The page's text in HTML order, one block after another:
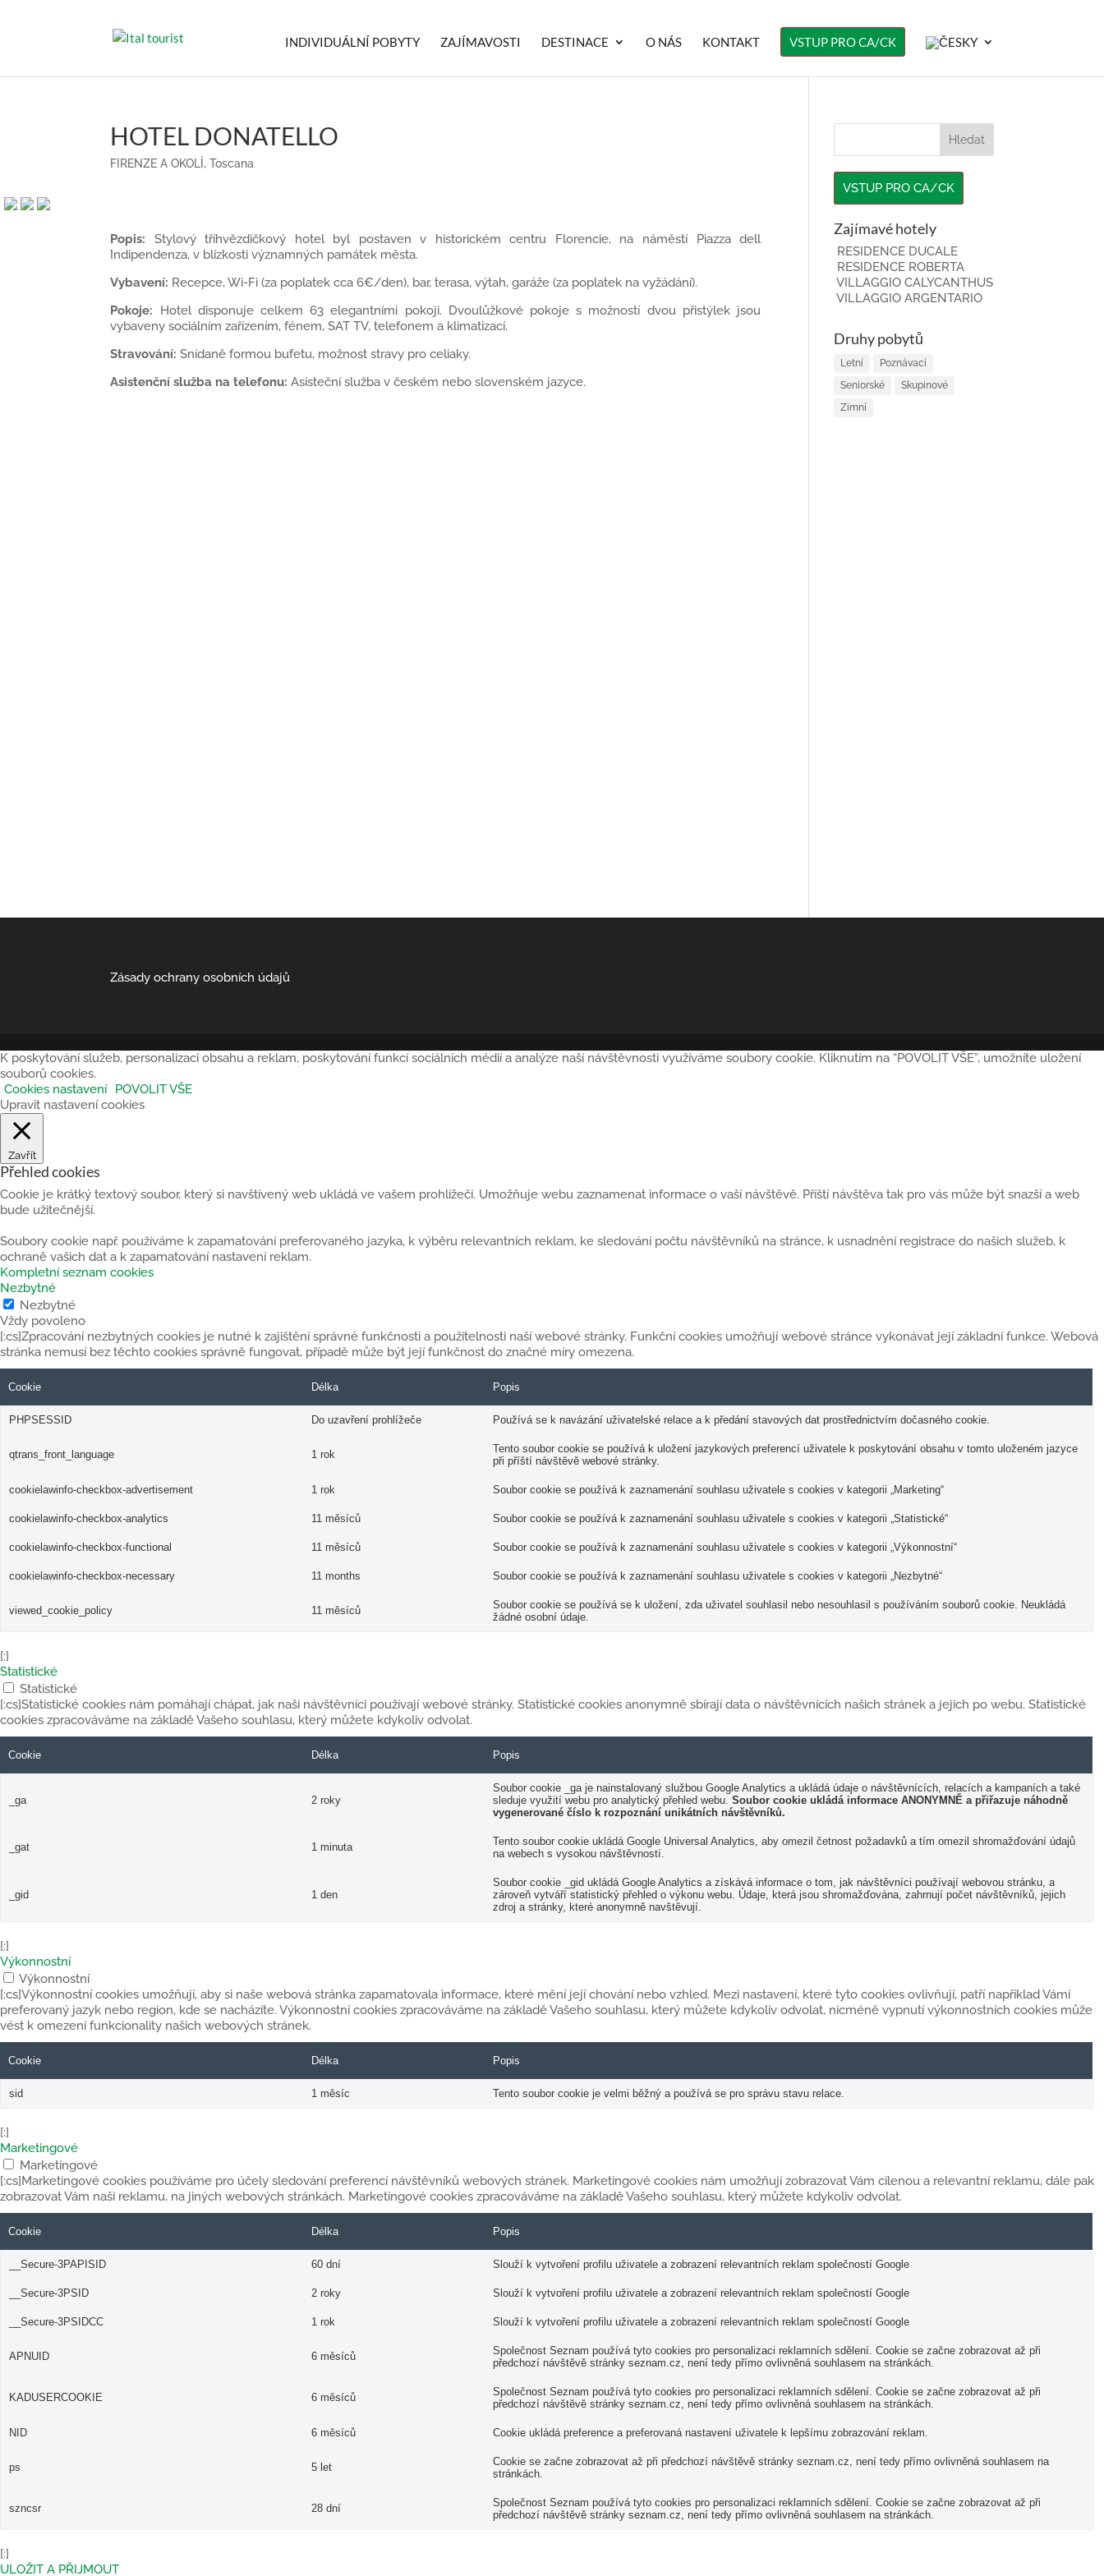
INDIVIDUÁLNÍ POBYTY ZAJÍMAVOSTI DESTINACE O NÁS KONTAKT VSTUP PRO CA/CK
HOTEL DONATELLO
FIRENZE A OKOLÍ ,Toscana
Popis: Stylový tříhvězdičkový hotel byl postaven v historickém centru Florencie, na náměstí Piazza dell
́Indipendenza, v blízkosti významných památek města.
Vybavení: Recepce, Wi-Fi (za poplatek cca 6€/den), bar, terasa, výtah, garáže (za poplatek na vyžádání).
Pokoje: Hotel disponuje celkem 63 elegantními pokoji. Dvoulůžkové pokoje s možností dvou přistýlek jsou
vybaveny sociálním zařízením, fénem, SAT TV, telefonem a klimatizací.
Stravování: Snídaně formou bufetu, možnost stravy pro celiaky.
Asistenční služba na telefonu: Asisteční služba v českém nebo slovenském jazyce.
VSTUP PRO CA/CK
Zajímavé hotely
RESIDENCE DUCALE
RESIDENCE ROBERTA
VILLAGGIO CALYCANTHUS
VILLAGGIO ARGENTARIO
Druhy pobytů
Letní
Poznávací
Seniorské
Skupinové
Zimní
Zásady ochrany osobních údajů
K poskytování služeb, personalizaci obsahu a reklam, poskytování funkcí sociálních médií a analýze naší návštěvnosti využíváme soubory cookie. Kliknutím na “POVOLIT VŠE”, umožníte uložení
souborů cookies.
Cookies nastavení
POVOLIT VŠE
Upravit nastavení cookies
Zavřít
Přehled cookies
Cookie je krátký textový soubor, který si navštívený web ukládá ve vašem prohlížeči. Umožňuje webu zaznamenat informace o vaší návštěvě. Příští návštěva tak pro vás může být snazší a web
bude užitečnější.
Soubory cookie např. používáme k zapamatování preferovaného jazyka, k výběru relevantních reklam, ke sledování počtu návštěvníků na stránce, k usnadnění registrace do našich služeb, k
ochraně vašich dat a k zapamatování nastavení reklam.
Kompletní seznam cookies
Nezbytné
Nezbytné
Vždy povoleno
[:cs]Zpracování nezbytných cookies je nutné k zajištění správné funkčnosti a použitelnosti naší webové stránky. Funkční cookies umožňují webové stránce vykonávat její základní funkce. Webová
stránka nemusí bez těchto cookies správně fungovat, případě může být její funkčnost do značné míry omezena.
Cookie Délka Popis
PHPSESSID Do uzavření prohlížeče Používá se k navázání uživatelské relace a k předání stavových dat prostřednictvím dočasného cookie.
qtrans_front_language 1 rok
Tento soubor cookie se používá k uložení jazykových preferencí uživatele k poskytování obsahu v tomto uloženém jazyce
při příští návštěvě webové stránky.
cookielawinfo-checkbox-advertisement 1 rok Soubor cookie se používá k zaznamenání souhlasu uživatele s cookies v kategorii „Marketing“
cookielawinfo-checkbox-analytics 11 měsíců Soubor cookie se používá k zaznamenání souhlasu uživatele s cookies v kategorii „Statistické“
cookielawinfo-checkbox-functional 11 měsíců Soubor cookie se používá k zaznamenání souhlasu uživatele s cookies v kategorii „Výkonnostní“
cookielawinfo-checkbox-necessary 11 months Soubor cookie se používá k zaznamenání souhlasu uživatele s cookies v kategorii „Nezbytné“
viewed_cookie_policy 11 měsíců
Soubor cookie se používá se k uložení, zda uživatel souhlasil nebo nesouhlasil s používáním souborů cookie. Neukládá
žádné osobní údaje.
[:]
Statistické
Statistické
[:cs]Statistické cookies nám pomáhají chápat, jak naši návštěvníci používají webové stránky. Statistické cookies anonymně sbírají data o návštěvnících našich stránek a jejich po webu. Statistické
cookies zpracováváme na základě Vašeho souhlasu, který můžete kdykoliv odvolat.
Cookie Délka Popis
_ga 2 roky
Soubor cookie _ga je nainstalovaný službou Google Analytics a ukládá údaje o návštěvnících, relacích a kampaních a také
sleduje využití webu pro analytický přehled webu. Soubor cookie ukládá informace ANONYMNĚ a přiřazuje náhodně
vygenerované číslo k rozpoznání unikátních návštěvníků.
_gat 1 minuta
Tento soubor cookie ukládá Google Universal Analytics, aby omezil četnost požadavků a tím omezil shromažďování údajů
na webech s vysokou návštěvností.
_gid 1 den
Soubor cookie _gid ukládá Google Analytics a získává informace o tom, jak návštěvníci používají webovou stránku, a
zároveň vytváří statistický přehled o výkonu webu. Údaje, která jsou shromažďována, zahrnují počet návštěvníků, jejich
zdroj a stránky, které anonymně navštěvují.
[:]
Výkonnostní
Výkonnostní
[:cs]Výkonnostní cookies umožňují, aby si naše webová stránka zapamatovala informace, které mění její chování nebo vzhled. Mezi nastavení, které tyto cookies ovlivňují, patří například Vámi
preferovaný jazyk nebo region, kde se nacházíte. Výkonnostní cookies zpracováváme na základě Vašeho souhlasu, který můžete kdykoliv odvolat, nicméně vypnutí výkonnostních cookies může
vést k omezení funkcionality našich webových stránek.
Cookie Délka Popis
sid 1 měsíc Tento soubor cookie je velmi běžný a používá se pro správu stavu relace.
[:]
Marketingové
Marketingové
[:cs]Marketingové cookies používáme pro účely sledování preferencí návštěvníků webových stránek. Marketingové cookies nám umožňují zobrazovat Vám cílenou a relevantní reklamu, dále pak
zobrazovat Vám naši reklamu, na jiných webových stránkách. Marketingové cookies zpracováváme na základě Vašeho souhlasu, který můžete kdykoliv odvolat.
Cookie Délka Popis
__Secure-3PAPISID 60 dní Slouží k vytvoření profilu uživatele a zobrazení relevantních reklam společností Google
__Secure-3PSID 2 roky Slouží k vytvoření profilu uživatele a zobrazení relevantních reklam společností Google
__Secure-3PSIDCC 1 rok Slouží k vytvoření profilu uživatele a zobrazení relevantních reklam společností Google
APNUID 6 měsíců
Společnost Seznam používá tyto cookies pro personalizaci reklamních sdělení. Cookie se začne zobrazovat až při
předchozí návštěvě stránky seznam.cz, není tedy přímo ovlivněná souhlasem na stránkách.
KADUSERCOOKIE 6 měsíců
Společnost Seznam používá tyto cookies pro personalizaci reklamních sdělení. Cookie se začne zobrazovat až při
předchozí návštěvě stránky seznam.cz, není tedy přímo ovlivněná souhlasem na stránkách.
NID 6 měsíců Cookie ukládá preference a preferovaná nastavení uživatele k lepšímu zobrazování reklam.
ps 5 let
Cookie se začne zobrazovat až při předchozí návštěvě stránky seznam.cz, není tedy přímo ovlivněná souhlasem na
stránkách.
szncsr 28 dní
Společnost Seznam používá tyto cookies pro personalizaci reklamních sdělení. Cookie se začne zobrazovat až při
předchozí návštěvě stránky seznam.cz, není tedy přímo ovlivněná souhlasem na stránkách.
[:]
ULOŽIT A PŘIJMOUT